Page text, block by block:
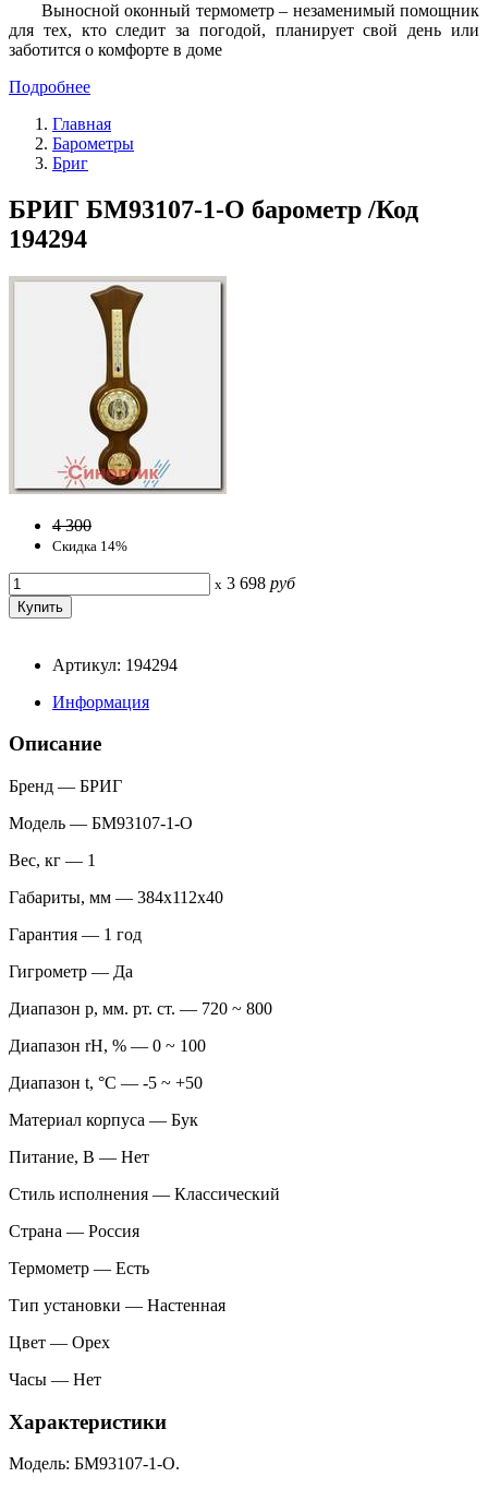
Выносной оконный термометр – незаменимый помощник
для тех, кто следит за погодой, планирует свой день или
заботится о комфорте в доме
Подробнее
Главная
Барометры
Бриг
БРИГ БМ93107-1-О барометр /Код
194294
4 300
Скидка 14%
x 3 698 руб
Артикул: 194294
Информация
Описание
Бренд — БРИГ
Модель — БМ93107-1-О
Вес, кг — 1
Габариты, мм — 384х112х40
Гарантия — 1 год
Гигрометр — Да
Диапазон p, мм. рт. ст. — 720 ~ 800
Диапазон rH, % — 0 ~ 100
Диапазон t, °C — -5 ~ +50
Материал корпуса — Бук
Питание, В — Нет
Стиль исполнения — Классический
Страна — Россия
Термометр — Есть
Тип установки — Настенная
Цвет — Орех
Часы — Нет
Характеристики
Модель: БМ93107-1-О.